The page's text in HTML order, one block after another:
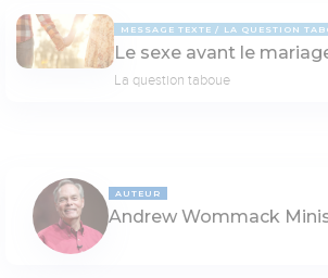
MESSAGE TEXTE LA QUESTION
Le sexe avant le
La question taboue
AUTEUR
Andrew Wommack